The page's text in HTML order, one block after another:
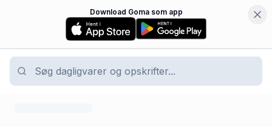
Download Goma som app